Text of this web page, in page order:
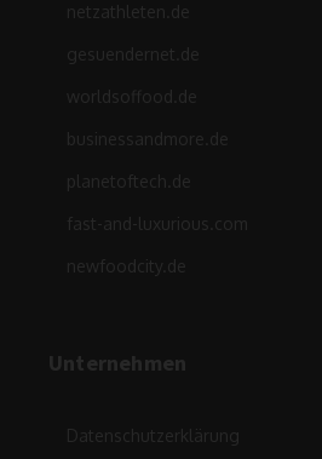
netzathleten.de
gesuendernet.de
worldsoffood.de
businessandmore.de
planetoftech.de
fast-and-luxurious.com
newfoodcity.de
Unternehmen
Datenschutzerklärung